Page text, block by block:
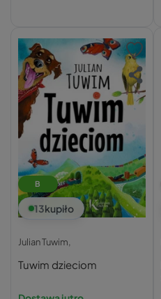
B
13kupiło
Julian Tuwim,
Tuwim dzieciom